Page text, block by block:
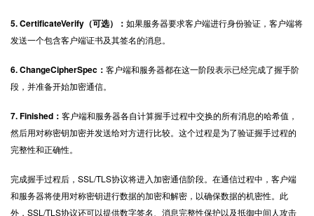
5. CertificateVerify（可选）： 如果服务器要求客户端进行身份验证，客户端将
发送一个包含客户端证书及其签名的消息。
6. ChangeCipherSpec： 客户端和服务器都在这一阶段表示已经完成了握手阶
段，并准备开始加密通信。
7. Finished： 客户端和服务器各自计算握手过程中交换的所有消息的哈希值，
然后用对称密钥加密并发送给对方进行比较。这个过程是为了验证握手过程的
完整性和正确性。
完成握手过程后，SSL/TLS协议将进入加密通信阶段。在通信过程中，客户端
和服务器将使用对称密钥进行数据的加密和解密，以确保数据的机密性。此
外，SSL/TLS协议还可以提供数字签名、消息完整性保护以及抵御中间人攻击